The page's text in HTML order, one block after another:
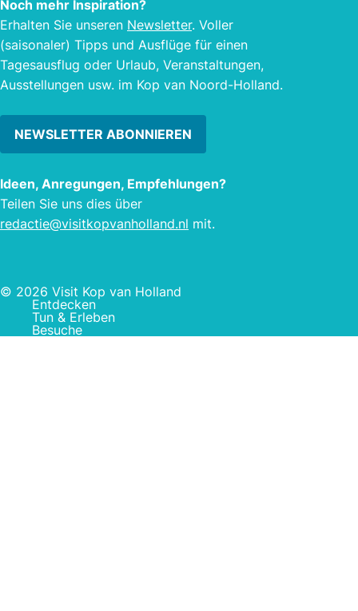
Noch mehr Inspiration?
Erhalten Sie unseren Newsletter. Voller
(saisonaler) Tipps und Ausflüge für einen
Tagesausflug oder Urlaub, Veranstaltungen,
Ausstellungen usw. im Kop van Noord-Holland.
NEWSLETTER ABONNIEREN
Ideen, Anregungen, Empfehlungen?
Teilen Sie uns dies über
redactie@visitkopvanholland.nl mit.
© 2026 Visit Kop van Holland
Entdecken
Tun & Erleben
Besuche